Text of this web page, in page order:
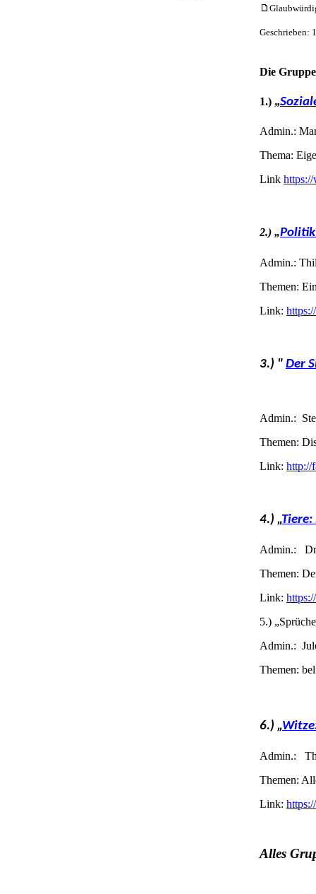
Geschrieben:
Die
1.) „
Admin.:
Thema:
Link
2.) „
Admin.:
Themen:
Link:
3.) " Der
Admin.:
Themen:
Link: http://
4.) „Tiere:
Admin.:
Themen:
Link:
5.)
Admin.:
Themen:
6.) „
Admin.:
Themen:
Link:
Alles